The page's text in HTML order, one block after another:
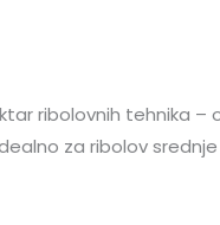
ribolovnih tehnika –
za ribolov